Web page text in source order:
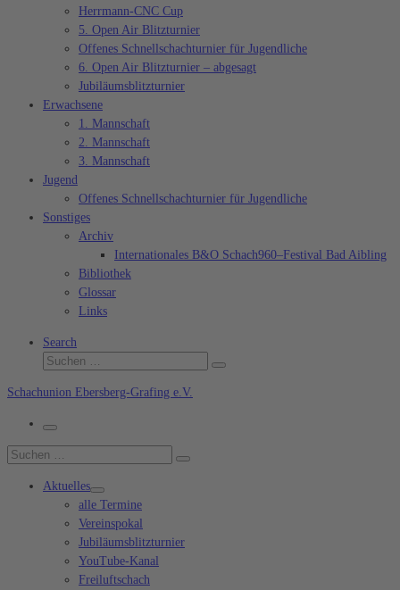
Herrmann-CNC Cup
5. Open Air Blitzturnier
Offenes Schnellschachturnier für Jugendliche
6. Open Air Blitzturnier – abgesagt
Jubiläumsblitzturnier
Erwachsene
1. Mannschaft
2. Mannschaft
3. Mannschaft
Jugend
Offenes Schnellschachturnier für Jugendliche
Sonstiges
Archiv
Internationales B&O Schach960–Festival Bad Aibling
Bibliothek
Glossar
Links
Search
Suche
Suchen …
Schachunion Ebersberg-Grafing e.V.
Menü
Suche
Suchen …
Aktuelles
alle Termine
Vereinspokal
Jubiläumsblitzturnier
YouTube-Kanal
Freiluftschach